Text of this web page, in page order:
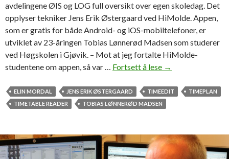
avdelingene ØIS og LOG full oversikt over egen skoledag. Det
opplyser tekniker Jens Erik Østergaard ved HiMolde. Appen,
som er gratis for både Android- og iOS-mobiltelefoner, er
utviklet av 23-åringen Tobias Lønnerød Madsen som studerer
ved Høgskolen i Gjøvik. – Mot at jeg fortalte HiMolde-
studentene om appen, så var … Fortsett å lese M
l
t
i
→
ELIN MORDAL JENS ERIK ØSTERGAARD TIMEEDIT
TIMEPLAN
TIMETABLE READER
TOBIAS LØNNERØD MADSEN